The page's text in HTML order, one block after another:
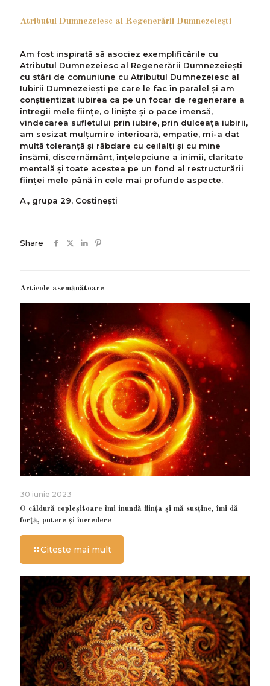
Atributul Dumnezeiesc al Regenerării Dumnezeiești
Am fost inspirată să asociez exemplificările cu
Atributul Dumnezeiesc al Regenerării Dumnezeiești
cu stări de comuniune cu Atributul Dumnezeiesc al
Iubirii Dumnezeiești pe care le fac în paralel și am
conștientizat iubirea ca pe un focar de regenerare a
întregii mele ființe, o liniște și o pace imensă,
vindecarea sufletului prin iubire, prin dulceața iubirii,
am sesizat mulțumire interioară, empatie, mi-a dat
multă toleranță și răbdare cu ceilalți și cu mine
însămi, discernământ, înțelepciune a inimii, claritate
mentală și toate acestea pe un fond al restructurării
ființei mele până în cele mai profunde aspecte.
A., grupa 29, Costinești
Share
Articole asemănătoare
30 iunie 2023
O căldură copleșitoare îmi inundă ființa și mă susține, îmi dă
forță, putere și încredere
Citește mai mult